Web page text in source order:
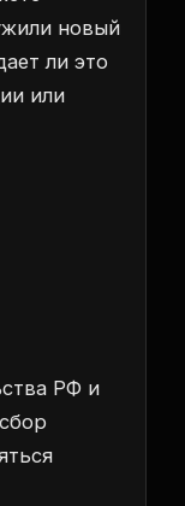
новый
ли это
или
РФ и